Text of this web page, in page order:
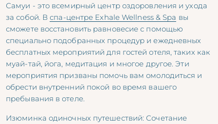
Самуи - это всемирный центр оздоровления и ухода
за собой. Вспа-центре Exhale Wellness & Spa вы
сможете восстановить равновесие с помощью
специально подобранных процедур и ежедневных
бесплатных мероприятий для гостей отеля, таких как
муай-тай, йога, медитация и многое другое. Эти
мероприятия призваны помочь вам омолодиться и
обрести внутренний покой во время вашего
пребывания в отеле.
Изюминка одиночных путешествий: Сочетание